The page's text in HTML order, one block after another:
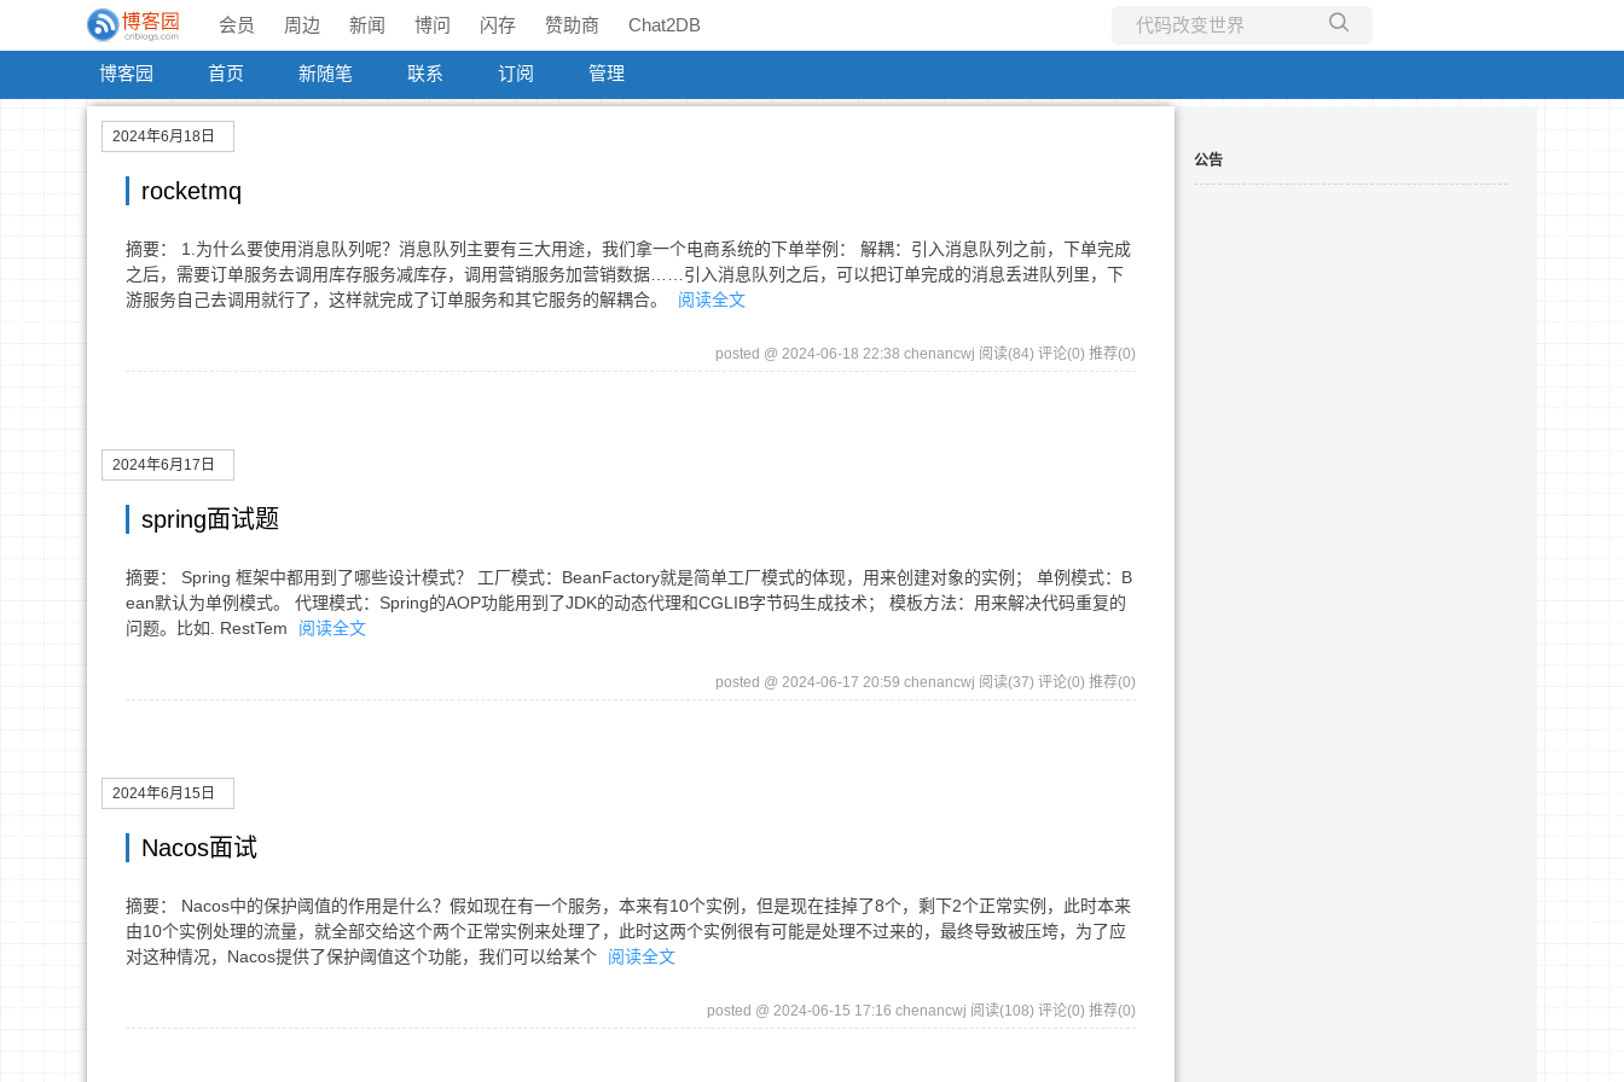
会员 周边 新闻 博问 闪存 赞助商 Chat2DB
博客园 首页 新随笔 联系 订阅 管理
2024年6月18日
rocketmq
摘要： 1.为什么要使用消息队列呢？消息队列主要有三大用途，我们拿一个电商系统的下单举例： 解耦：引入消息队列之前，下单完成
之后，需要订单服务去调用库存服务减库存，调用营销服务加营销数据……引入消息队列之后，可以把订单完成的消息丢进队列里，下
游服务自己去调用就行了，这样就完成了订单服务和其它服务的解耦合。
阅读全文
posted @ 2024-06-18 22:38 chenancwj 阅读(84) 评论(0) 推荐(0)
2024年6月17日
spring面试题
摘要： Spring 框架中都用到了哪些设计模式？ 工厂模式：BeanFactory就是简单工厂模式的体现，用来创建对象的实例； 单例模式：B
ean默认为单例模式。 代理模式：Spring的AOP功能用到了JDK的动态代理和CGLIB字节码生成技术； 模板方法：用来解决代码重复的
问题。比如. RestTem
阅读全文
posted @ 2024-06-17 20:59 chenancwj 阅读(37) 评论(0) 推荐(0)
2024年6月15日
Nacos面试
摘要： Nacos中的保护阈值的作用是什么？假如现在有一个服务，本来有10个实例，但是现在挂掉了8个，剩下2个正常实例，此时本来
由10个实例处理的流量，就全部交给这个两个正常实例来处理了，此时这两个实例很有可能是处理不过来的，最终导致被压垮，为了应
对这种情况，Nacos提供了保护阈值这个功能，我们可以给某个
阅读全文
posted @ 2024-06-15 17:16 chenancwj 阅读(108) 评论(0) 推荐(0)
公告